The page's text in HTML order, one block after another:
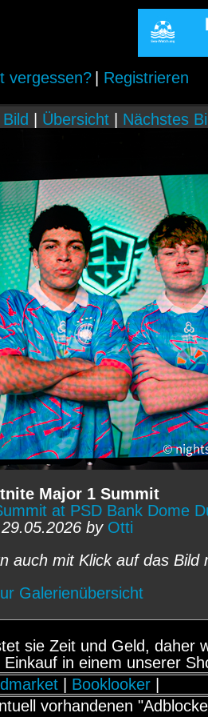
vergessen? Registrieren
Übersicht| Nächstes
Major 1 Summit
at PSD Bank Dome
29.05.2026 by Otti
auch mit Klick auf das Bild
Galerienübersicht
sie Zeit und Geld, daher
in einem unserer
Booklooker
vorhandenen